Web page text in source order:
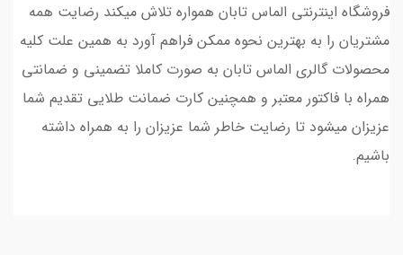
فروشگاه اینترنتی الماس تابان همواره تلاش میکند رضایت همه
مشتریان را به بهترین نحوه ممکن فراهم آورد به همین علت کلیه
محصولات گالری الماس تابان به صورت کاملا تضمینی و ضمانتی
همراه با فاکتور معتبر و همچنین کارت ضمانت طلایی تقدیم شما
عزیزان میشود تا رضایت خاطر شما عزیزان را به همراه داشته
باشیم.